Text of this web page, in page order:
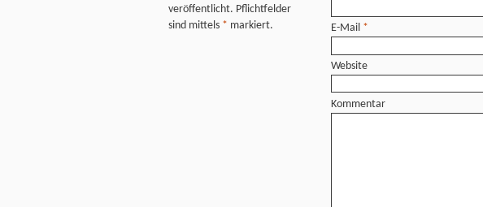
veröffentlicht. Pflichtfelder
sind mittels * markiert. E-Mail *
Website
Kommentar